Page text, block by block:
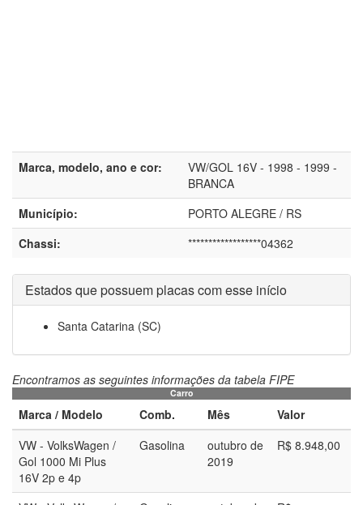
Marca, modelo, ano e cor:
VW/GOL 16V - 1998 - 1999 -
BRANCA
Município:
PORTO ALEGRE / RS
Chassi:
******************04362
Estados que possuem placas com esse início
Santa Catarina (SC)
Encontramos as seguintes informações da tabela FIPE
Carro
Marca / Modelo Comb. Mês
Valor
VW - VolksWagen /
Gol 1000 Mi Plus
16V 2p e 4p
Gasolina
outubro de
2019
R$ 8.948,00